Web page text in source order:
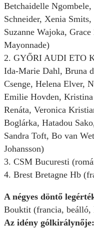
Betchaidelle
Schneider, Xenia
Suzanne Wajoka,
Mayonnade)
2. GYŐRI AUDI ETO
Ida-Marie Dahl, Bruna
Csenge, Helena Elver,
Emilie Hovden, Kristina
Renáta, Veronica
Boglárka, Hatadou
Sandra Toft, Bo van
Johansson)
3. CSM Bucuresti
4. Brest Bretagne Hb
A négyes döntő
Bouktit (francia, beálló,
Az idény gólkirálynője: